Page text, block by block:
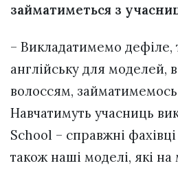
займатиметься з
– Викладатимемо дефіле,
англійську для моделей,
волоссям,
Навчатимуть учасниць
School – справжні
також наші моделі, які